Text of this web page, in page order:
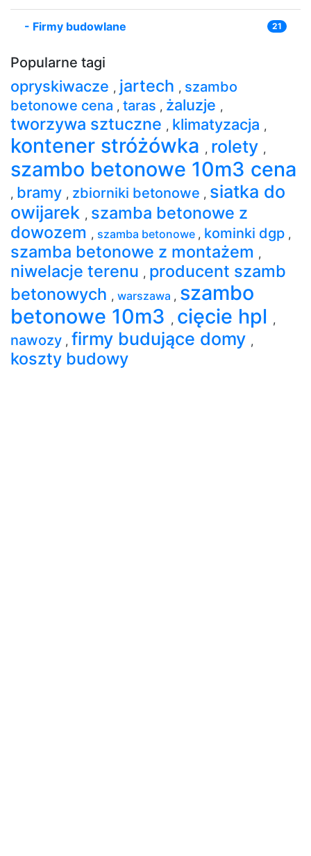
- Firmy budowlane 21
Popularne tagi
opryskiwacze , jartech , szambo
betonowe cena , taras , żaluzje ,
tworzywa sztuczne , klimatyzacja ,
kontener stróżówka , rolety ,
szambo betonowe 10m3 cena
, bramy , zbiorniki betonowe , siatka do
owijarek , szamba betonowe z
dowozem , szamba betonowe , kominki dgp ,
szamba betonowe z montażem ,
niwelacje terenu , producent szamb
betonowych , warszawa , szambo
betonowe 10m3 , cięcie hpl ,
nawozy , firmy budujące domy ,
koszty budowy